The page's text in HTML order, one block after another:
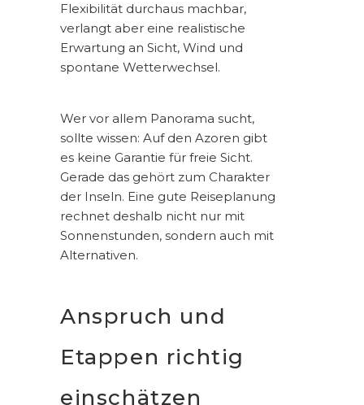
Flexibilität durchaus machbar,
verlangt aber eine realistische
Erwartung an Sicht, Wind und
spontane Wetterwechsel.
Wer vor allem Panorama sucht,
sollte wissen: Auf den Azoren gibt
es keine Garantie für freie Sicht.
Gerade das gehört zum Charakter
der Inseln. Eine gute Reiseplanung
rechnet deshalb nicht nur mit
Sonnenstunden, sondern auch mit
Alternativen.
Anspruch und
Etappen richtig
einschätzen